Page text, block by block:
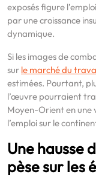
exposés figure
par une croissance
dynamique.
Si les images de
sur le marché du
estimées. Pourtant,
l’œuvre pourraient
Moyen-Orient en
l’emploi sur le
Une hausse
pèse sur les